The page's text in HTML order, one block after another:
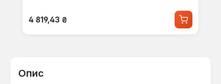
Звичайна ціна:
4 819,43 ₴
Опис